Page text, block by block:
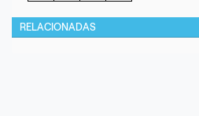
RELACIONADAS